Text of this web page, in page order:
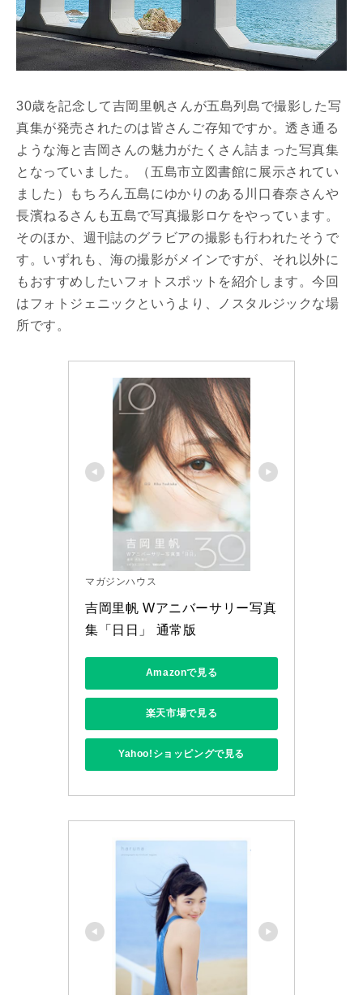
30歳を記念して吉岡里帆さんが五島列島で撮影した写
真集が発売されたのは皆さんご存知ですか。透き通る
ような海と吉岡さんの魅力がたくさん詰まった写真集
となっていました。（五島市立図書館に展示されてい
ました）もちろん五島にゆかりのある川口春奈さんや
長濱ねるさんも五島で写真撮影ロケをやっています。
そのほか、週刊誌のグラビアの撮影も行われたそうで
す。いずれも、海の撮影がメインですが、それ以外に
もおすすめしたいフォトスポットを紹介します。今回
はフォトジェニックというより、ノスタルジックな場
所です。
マガジンハウス
吉岡里帆 Wアニバーサリー写真
集「日日」 通常版
Amazonで見る
楽天市場で見る
Yahoo!ショッピングで見る